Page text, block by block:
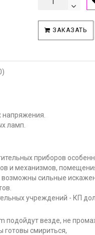
ЗАКАЗАТЬ
напряжения.
ламп.
приборов
и механизмов,
возможны сильные
учреждений - КП
подойдут везде, не
готовы смириться,